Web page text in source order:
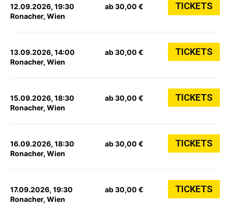
12.09.2026, 19:30
Ronacher, Wien
ab 30,00 € TICKETS
13.09.2026, 14:00
Ronacher, Wien
ab 30,00 € TICKETS
15.09.2026, 18:30
Ronacher, Wien
ab 30,00 € TICKETS
16.09.2026, 18:30
Ronacher, Wien
ab 30,00 € TICKETS
17.09.2026, 19:30
Ronacher, Wien
ab 30,00 € TICKETS